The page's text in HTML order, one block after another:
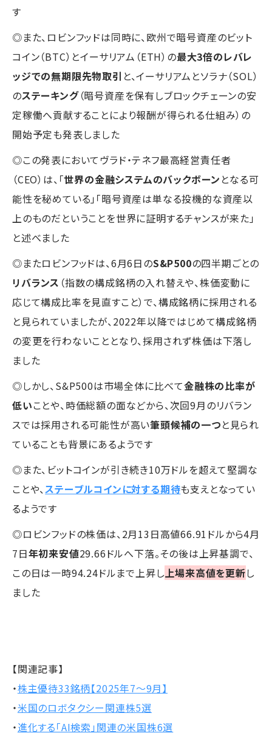
す
◎また、ロビンフッドは同時に、欧州で暗号資産のビット
コイン（BTC）とイーサリアム（ETH）の最大3倍のレバレ
ッジでの無期限先物取引 と、イーサリアムとソラナ（SOL）
のステーキング（暗号資産を保有しブロックチェーンの安
定稼働へ貢献することにより報酬が得られる仕組み）の
開始予定も発表しました
◎この発表においてヴラド・テネフ最高経営責任者
（CEO）は、「世界の金融システムのバックボーン となる可
能性を秘めている」「暗号資産は単なる投機的な資産以
上のものだということを世界に証明するチャンスが来た」
と述べました
◎またロビンフッドは、6月6日のS&P500の四半期ごとの
リバランス （指数の構成銘柄の入れ替えや、株価変動に
応じて構成比率を見直すこと）で、構成銘柄に採用される
と見られていましたが、2022年以降ではじめて構成銘柄
の変更を行わないこととなり、採用されず株価は下落し
ました
◎しかし、S&P500は市場全体に比べて金融株の比率が
低いことや、時価総額の面などから、次回9月のリバラン
スでは採用される可能性が高い筆頭候補の一つと見られ
ていることも背景にあるようです
◎また、ビットコインが引き続き10万ドルを超えて堅調な
ことや、ステーブルコインに対する期待も支えとなってい
るようです
◎ロビンフッドの株価は、2月13日高値66.91ドルから4月
7日年初来安値29.66ドルへ下落。その後は上昇基調で、
この日は一時94.24ドルまで上昇し上場来高値を更新し
ました
【関連記事】
・株主優待33銘柄【2025年7～9月】
・米国のロボタクシー関連株5選
・進化する「AI検索」関連の米国株6選